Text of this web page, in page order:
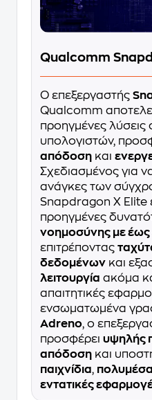
Qualcomm
Ο επεξεργαστής
Qualcomm
προηγμένες
υπολογιστών,
απόδοση και
Σχεδιασμένος για
ανάγκες των
Snapdragon X Elite
προηγμένες
νοημοσύνης με έως
επιτρέποντας
δεδομένων και
λειτουργία ακόμα
απαιτητικές
ενσωματωμένα
Adreno, ο
προσφέρει υψηλής
απόδοση και
παιχνίδια, πολυμέσα
εντατικές